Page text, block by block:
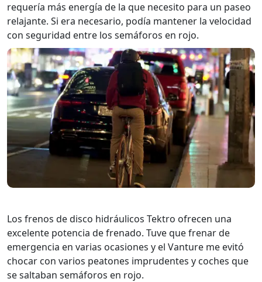
requería más energía de la que necesito para un paseo
relajante. Si era necesario, podía mantener la velocidad
con seguridad entre los semáforos en rojo.
Los frenos de disco hidráulicos Tektro ofrecen una
excelente potencia de frenado. Tuve que frenar de
emergencia en varias ocasiones y el Vanture me evitó
chocar con varios peatones imprudentes y coches que
se saltaban semáforos en rojo.